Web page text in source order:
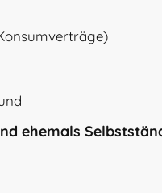
ehemals